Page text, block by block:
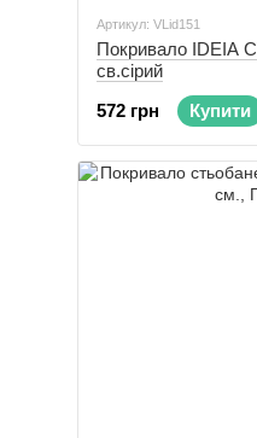
Артикул: VLid151
Покривало IDEIA
св.сірий
572 грн
Купити